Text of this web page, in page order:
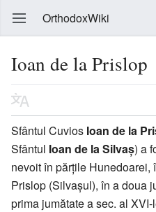
OrthodoxWiki
Ioan de la Prislop
Sfântul Cuvios Ioan de la
Sfântul Ioan de la Silvaș) a
nevoit în părțile Hunedoarei,
Prislop (Silvașul), în a doua
prima jumătate a sec. al XVI-